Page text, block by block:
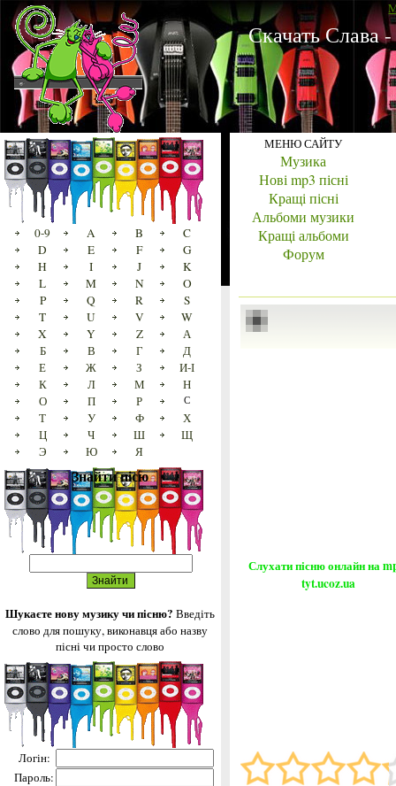
Скачать Слава
0-9 A B
C
D
E F
G
H
I J
K
L
M N
O
P
Q R
S
T
U V
W
X
Y Z
А
Б
В Г
Д
Е
Ж З
И-І
К
Л М
Н
О
П Р С
Т У Ф
Х
Ц
Ч Ш
Щ
Э
Ю Я
Знайти пісю
Шукаєте нову музику чи пісню? Введіть
слово для пошуку, виконавця або назву
пісні чи просто слово
Логін:
Пароль:
МЕНЮ САЙТУ
Музика
Нові mp3 пісні
Кращі пісні
Альбоми музики
Кращі альбоми
Форум
Слухати пісню онлайн на
tyt.ucoz.ua